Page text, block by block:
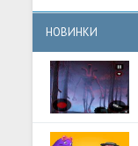
НОВИНКИ